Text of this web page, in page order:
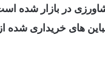
در بازار شده
های خریداری